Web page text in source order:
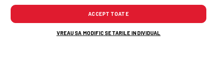
ACCEPT TOATE
VREAU SA MODIFIC SETARILE INDIVIDUAL